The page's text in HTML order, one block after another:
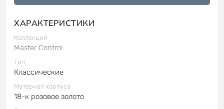
ХАРАКТЕРИСТИКИ
Коллекция
Master Control
Тип
Классические
Материал корпуса
18-к розовое золото